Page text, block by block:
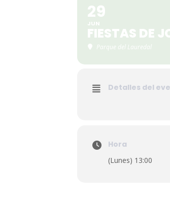
29
JUN
FIESTAS DE
Parque del Lauredal
Detalles del
Hora
(Lunes) 13:00